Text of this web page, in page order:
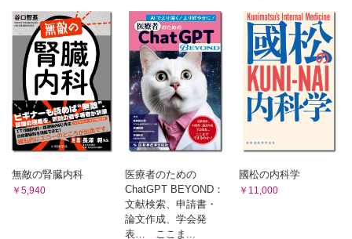
AAVにおける疾患活動性・再燃予測マーカー
おわりに
02 病態：細胞性免疫を中心に
はじめに
免疫細胞動態異常の概要
病態形成仮説
治療標的となる免疫応答
EGPAの特殊性
おわりに
第9章 ベーチェット病（ベーチェット症候群）
ベーチェット病の病態生理
ベーチェット病治療薬の機序
ベーチェット病の動物モデル
おわりに
02 唾液腺外病変を中心に
はじめに
SSにおける腺外病変（extra-glandular form）
新規治療法に向けて
おわりに
第6章 全身性強皮症
01 全般的病態、新規治療の可能性（特にPAHとILD）
はじめに
SScの全般的な病態
無敵の腎臓内科
￥5,940
医療者のための
ChatGPT BEYOND：
文献検索、申請書・
論文作成、学会発
表… ここま...
國松の内科学
￥11,000